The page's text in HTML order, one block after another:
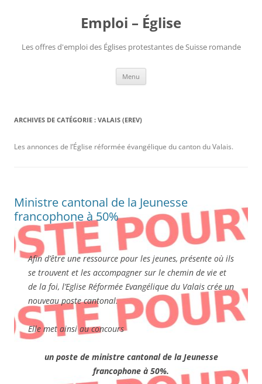
Emploi – Église
Les offres d'emploi des Églises protestantes de Suisse romande
Menu
ARCHIVES DE CATÉGORIE : VALAIS (EREV)
Les annonces de l’Église réformée évangélique du canton du Valais.
Ministre cantonal de la Jeunesse
francophone à 50%
Afin d’être une ressource pour les jeunes, présente où ils
se trouvent et les accompagner sur le chemin de vie et
de la foi, l’Eglise Réformée Evangélique du Valais crée un
nouveau poste cantonal.
Elle met ainsi au concours
un poste de ministre cantonal de la Jeunesse
francophone à 50%.